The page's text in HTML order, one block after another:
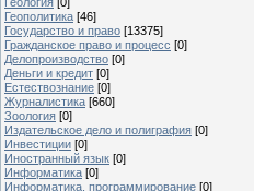
Геополитика [46]
Государство и право [13375]
Гражданское право и процесс [0]
Делопроизводство [0]
Деньги и кредит [0]
Естествознание [0]
Журналистика [660]
Зоология [0]
Издательское дело и полиграфия [0]
Инвестиции [0]
Иностранный язык [0]
Информатика [0]
Информатика, программирование [0]